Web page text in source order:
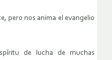
pero nos anima el evangelio
de lucha de muchas